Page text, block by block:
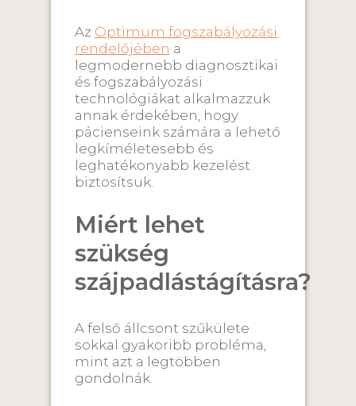
Az Optimum fogszabályozási
rendelőjében a
legmodernebb diagnosztikai
és fogszabályozási
technológiákat alkalmazzuk
annak érdekében, hogy
pácienseink számára a lehető
legkíméletesebb és
leghatékonyabb kezelést
biztosítsuk.
Miért lehet
szükség
szájpadlástágításra?
A felső állcsont szűkülete
sokkal gyakoribb probléma,
mint azt a legtöbben
gondolnák.